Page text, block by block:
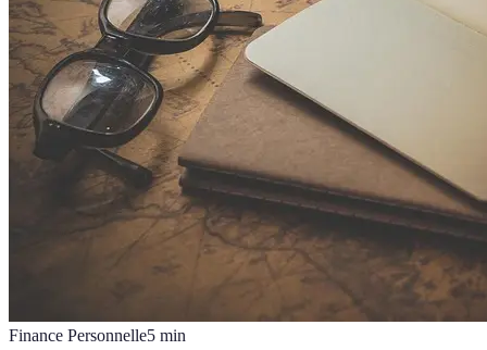
Finance Personnelle5 min